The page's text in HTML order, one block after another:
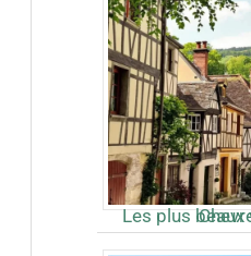
Les plus beaux